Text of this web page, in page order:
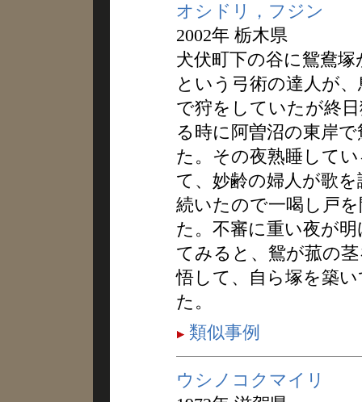
オシドリ，フジン
2002年 栃木県
犬伏町下の谷に鴛鴦
という弓術の達人が
で狩をしていたが終
る時に阿曽沼の東岸
た。その夜熟睡して
て、妙齢の婦人が歌
続いたので一喝し戸
た。不審に重い夜が
てみると、鴛が菰の
悟して、自ら塚を築
た。
類似事例
ウシノコクマイリ